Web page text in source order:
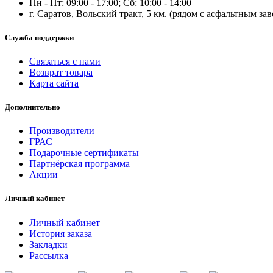
Пн - Пт: 09:00 - 17:00; Сб: 10:00 - 14:00
г. Саратов, Вольский тракт, 5 км. (рядом с асфальтным
Служба поддержки
Связаться с нами
Возврат товара
Карта сайта
Дополнительно
Производители
ГРАС
Подарочные сертификаты
Партнёрская программа
Акции
Личный кабинет
Личный кабинет
История заказа
Закладки
Рассылка